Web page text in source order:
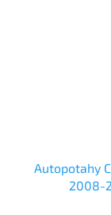
Autopotahy
2008-